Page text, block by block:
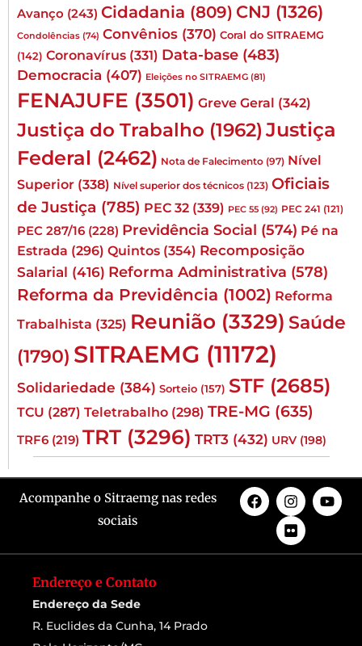
Avanço (243) Cidadania (809) CNJ (1326)
Condolências (74) Convênios (370) Coral do SITRAEMG
(142) Coronavírus (331) Data-base (483)
Democracia (407) Eleições no SITRAEMG (81)
FENAJUFE (3501) Greve Geral (342)
Justiça do Trabalho (1962) Justiça
Federal (2462) Nota de Falecimento (97) Nível
Superior (338) Nível superior dos técnicos (123) Oficiais
de Justiça (785) PEC 32 (339) PEC 55 (92) PEC 241 (121)
PEC 287/16 (228) Previdência Social (574) Pé na
Estrada (296) Quintos (354) Recomposição
Salarial (416) Reforma Administrativa (578)
Reforma da Previdência (1002) Reforma
Trabalhista (325) Reunião (3329) Saúde
(1790) SITRAEMG (11172)
Solidariedade (384) Sorteio (157) STF (2685)
TCU (287) Teletrabalho (298) TRE-MG (635)
TRF6 (219) TRT (3296) TRT3 (432) URV (198)
Acompanhe o Sitraemg nas redes
sociais
Endereço e Contato
Endereço da Sede
R. Euclides da Cunha, 14 Prado